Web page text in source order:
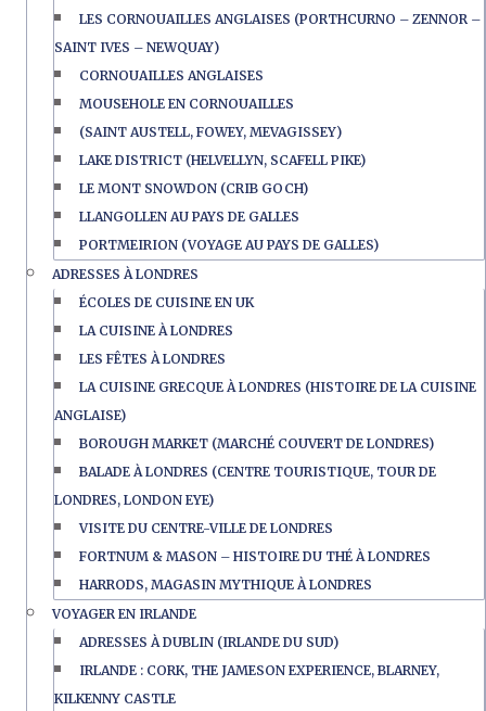
LES CORNOUAILLES ANGLAISES (PORTHCURNO – ZENNOR –
SAINT IVES – NEWQUAY)
CORNOUAILLES ANGLAISES
MOUSEHOLE EN CORNOUAILLES
(SAINT AUSTELL, FOWEY, MEVAGISSEY)
LAKE DISTRICT (HELVELLYN, SCAFELL PIKE)
LE MONT SNOWDON (CRIB GOCH)
LLANGOLLEN AU PAYS DE GALLES
PORTMEIRION (VOYAGE AU PAYS DE GALLES)
ADRESSES À LONDRES
ÉCOLES DE CUISINE EN UK
LA CUISINE À LONDRES
LES FÊTES À LONDRES
LA CUISINE GRECQUE À LONDRES (HISTOIRE DE LA CUISINE
ANGLAISE)
BOROUGH MARKET (MARCHÉ COUVERT DE LONDRES)
BALADE À LONDRES (CENTRE TOURISTIQUE, TOUR DE
LONDRES, LONDON EYE)
VISITE DU CENTRE-VILLE DE LONDRES
FORTNUM & MASON – HISTOIRE DU THÉ À LONDRES
HARRODS, MAGASIN MYTHIQUE À LONDRES
VOYAGER EN IRLANDE
ADRESSES À DUBLIN (IRLANDE DU SUD)
IRLANDE : CORK, THE JAMESON EXPERIENCE, BLARNEY,
KILKENNY CASTLE